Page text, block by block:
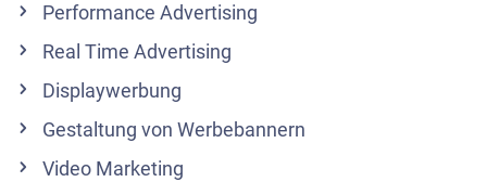
Performance Advertising
Real Time Advertising
Displaywerbung
Gestaltung von Werbebannern
Video Marketing